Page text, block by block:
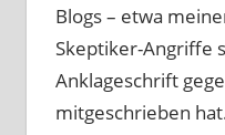
Blogs – etwa
Skeptiker-Angriffe
Anklageschrift
mitgeschrieben